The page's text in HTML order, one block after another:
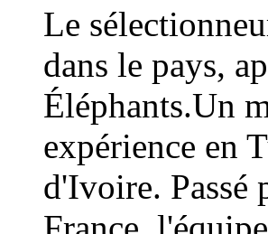
Le
dans le pays,
Éléphants.Un
expérience en
d'Ivoire. Passé